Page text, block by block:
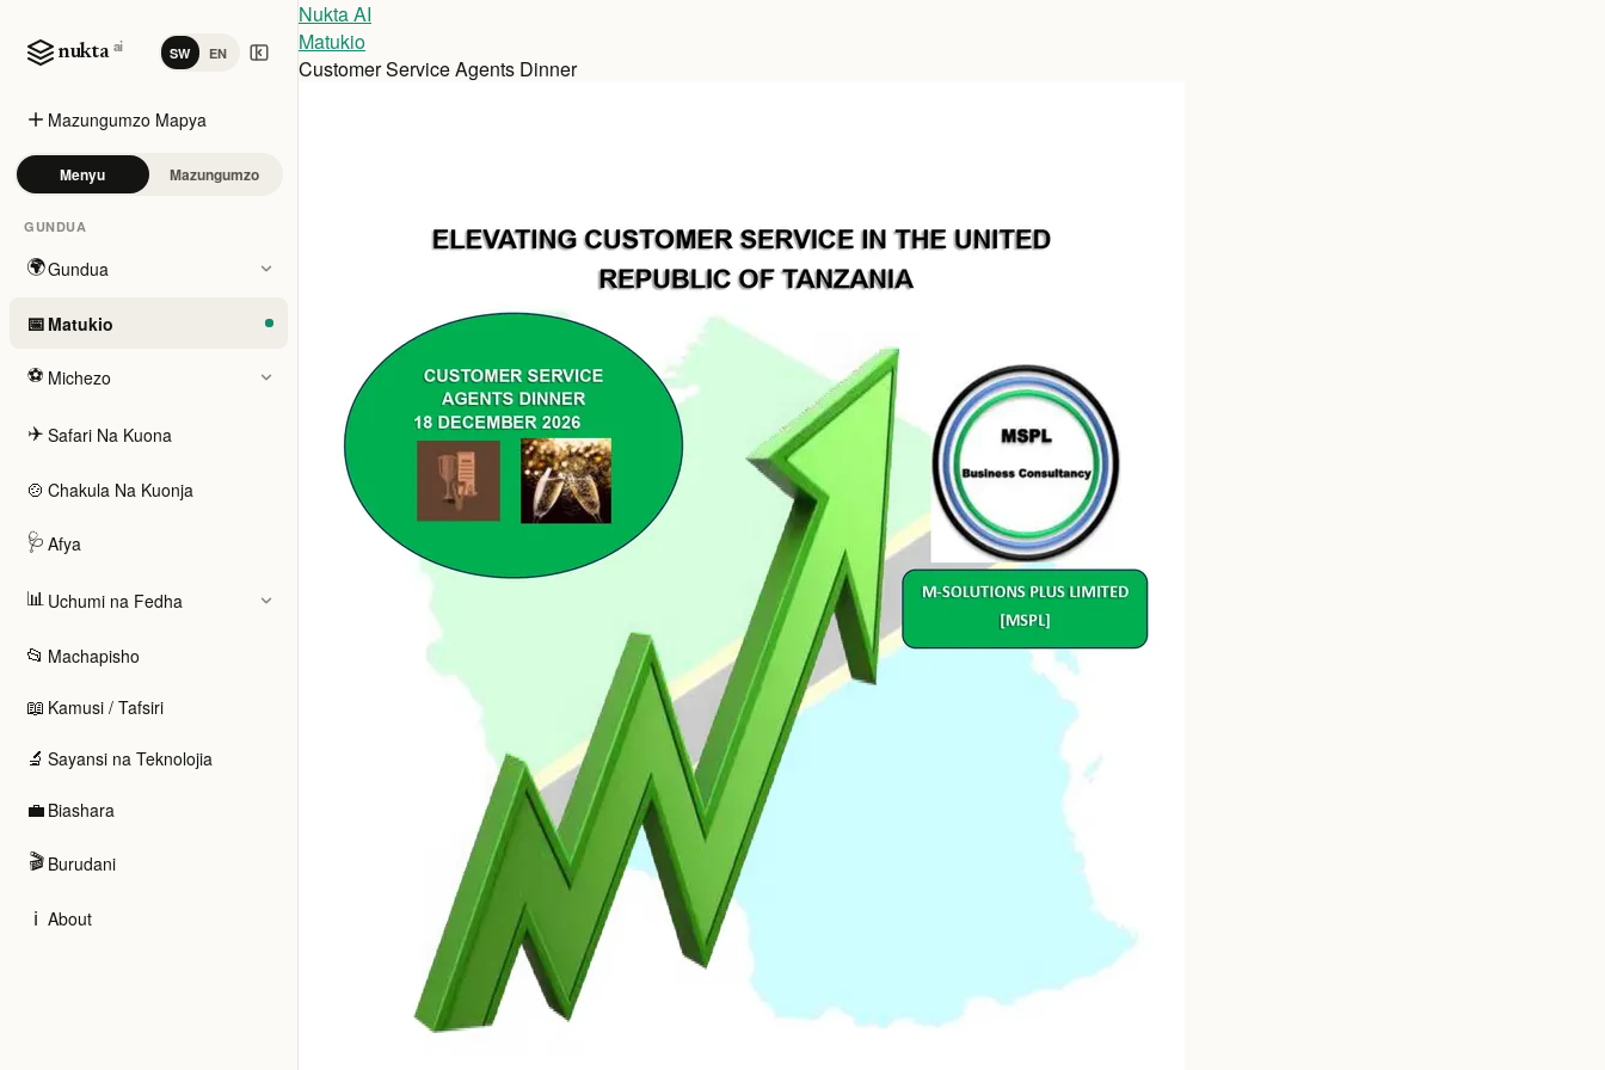
nukta ai SW EN
Mazungumzo Mapya
Menyu Mazungumzo
GUNDUA
🌍Gundua
📅 Matukio
⚽ Michezo
✈️ Safari Na Kuona
🍲 Chakula Na Kuonja
🩺 Afya
📊 Uchumi na Fedha
📂 Machapisho
📖 Kamusi / Tafsiri
🔬 Sayansi na Teknolojia
💼 Biashara
🎬 Burudani
ℹ️ About
Nukta AI
Matukio
Customer Service Agents Dinner